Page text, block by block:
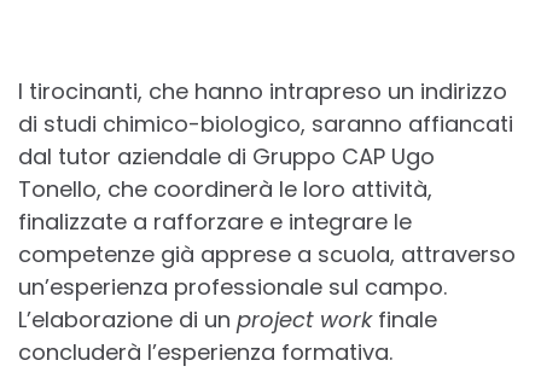
I tirocinanti, che hanno intrapreso un indirizzo
di studi chimico-biologico, saranno affiancati
dal tutor aziendale di Gruppo CAP Ugo
Tonello, che coordinerà le loro attività,
finalizzate a rafforzare e integrare le
competenze già apprese a scuola, attraverso
un’esperienza professionale sul campo.
L’elaborazione di un project workfinale
concluderà l’esperienza formativa.